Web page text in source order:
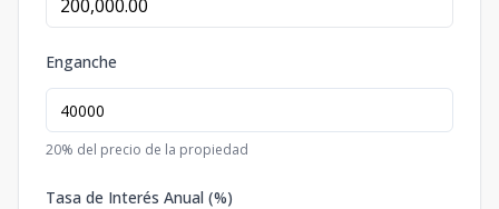
Enganche
20% del precio de la propiedad
Tasa de Interés Anual (%)